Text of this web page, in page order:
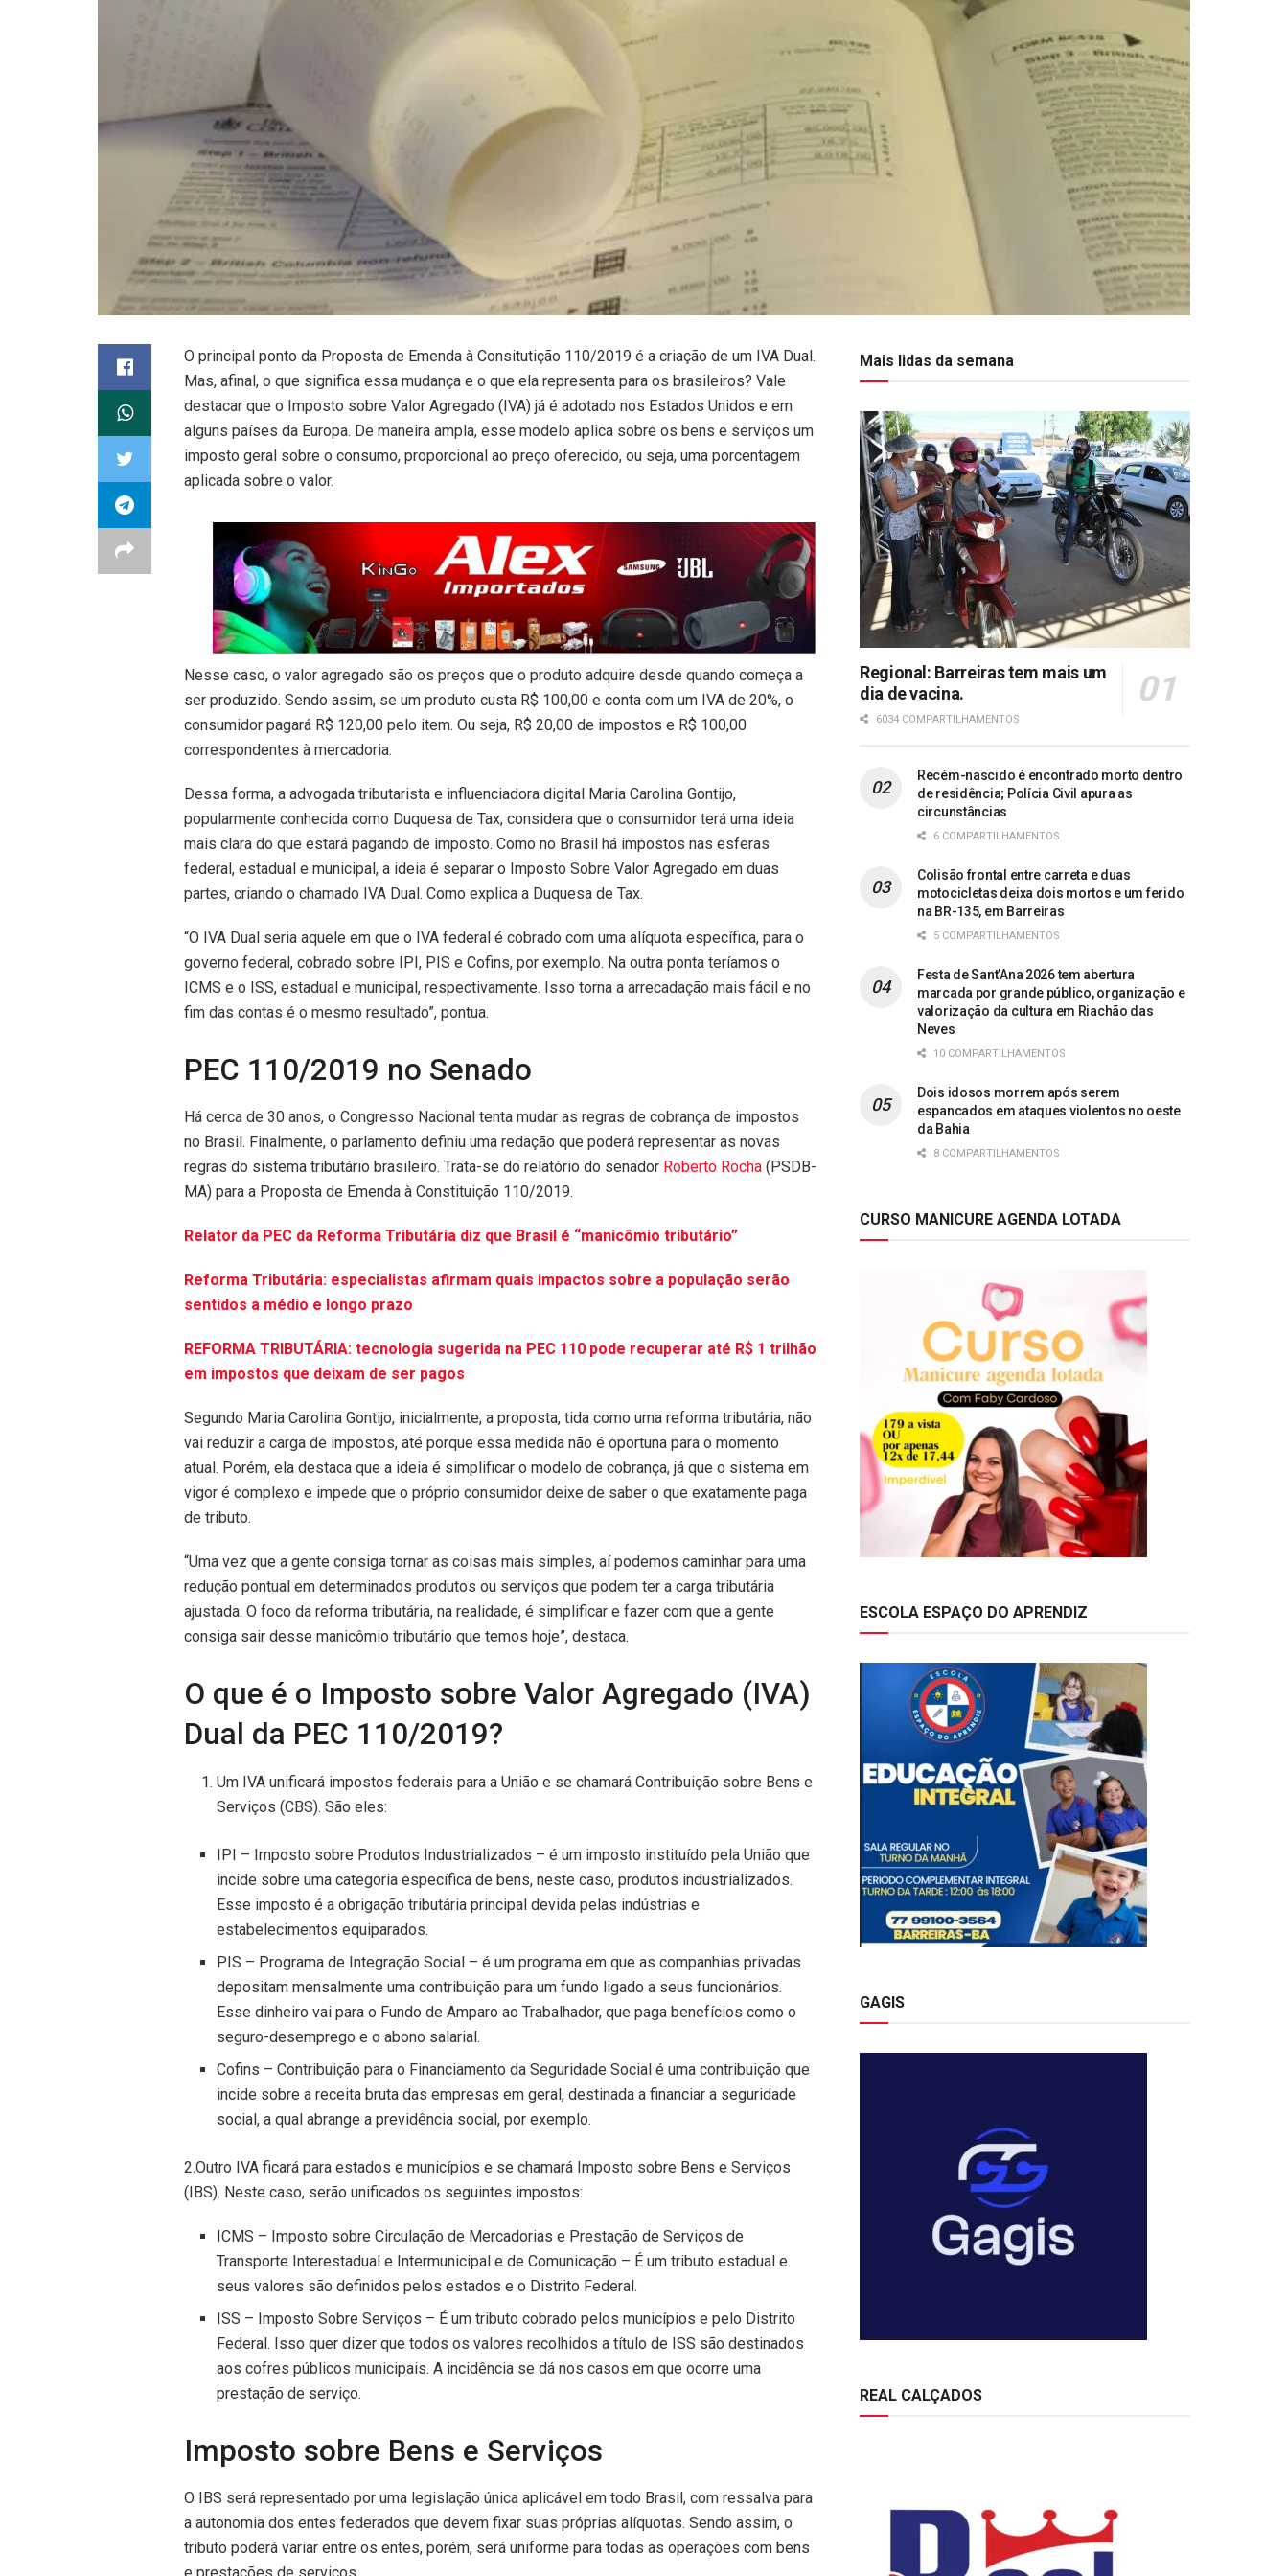
O principal ponto da Proposta de Emenda à Consitutição 110/2019 é a criação de um IVA Dual.
Mas, afinal, o que significa essa mudança e o que ela representa para os brasileiros? Vale
destacar que o Imposto sobre Valor Agregado (IVA) já é adotado nos Estados Unidos e em
alguns países da Europa. De maneira ampla, esse modelo aplica sobre os bens e serviços um
imposto geral sobre o consumo, proporcional ao preço oferecido, ou seja, uma porcentagem
aplicada sobre o valor.
Nesse caso, o valor agregado são os preços que o produto adquire desde quando começa a
ser produzido. Sendo assim, se um produto custa R$ 100,00 e conta com um IVA de 20%, o
consumidor pagará R$ 120,00 pelo item. Ou seja, R$ 20,00 de impostos e R$ 100,00
correspondentes à mercadoria.
Dessa forma, a advogada tributarista e influenciadora digital Maria Carolina Gontijo,
popularmente conhecida como Duquesa de Tax, considera que o consumidor terá uma ideia
mais clara do que estará pagando de imposto. Como no Brasil há impostos nas esferas
federal, estadual e municipal, a ideia é separar o Imposto Sobre Valor Agregado em duas
partes, criando o chamado IVA Dual. Como explica a Duquesa de Tax.
“O IVA Dual seria aquele em que o IVA federal é cobrado com uma alíquota específica, para o
governo federal, cobrado sobre IPI, PIS e Cofins, por exemplo. Na outra ponta teríamos o
ICMS e o ISS, estadual e municipal, respectivamente. Isso torna a arrecadação mais fácil e no
fim das contas é o mesmo resultado”, pontua.
PEC 110/2019 no Senado
Há cerca de 30 anos, o Congresso Nacional tenta mudar as regras de cobrança de impostos
no Brasil. Finalmente, o parlamento definiu uma redação que poderá representar as novas
regras do sistema tributário brasileiro. Trata-se do relatório do senador Roberto Rocha (PSDB-
MA) para a Proposta de Emenda à Constituição 110/2019.
Relator da PEC da Reforma Tributária diz que Brasil é “manicômio tributário”
Reforma Tributária: especialistas afirmam quais impactos sobre a população serão
sentidos a médio e longo prazo
REFORMA TRIBUTÁRIA: tecnologia sugerida na PEC 110 pode recuperar até R$ 1 trilhão
em impostos que deixam de ser pagos
Segundo Maria Carolina Gontijo, inicialmente, a proposta, tida como uma reforma tributária, não
vai reduzir a carga de impostos, até porque essa medida não é oportuna para o momento
atual. Porém, ela destaca que a ideia é simplificar o modelo de cobrança, já que o sistema em
vigor é complexo e impede que o próprio consumidor deixe de saber o que exatamente paga
de tributo.
“Uma vez que a gente consiga tornar as coisas mais simples, aí podemos caminhar para uma
redução pontual em determinados produtos ou serviços que podem ter a carga tributária
ajustada. O foco da reforma tributária, na realidade, é simplificar e fazer com que a gente
consiga sair desse manicômio tributário que temos hoje”, destaca.
O que é o Imposto sobre Valor Agregado (IVA)
Dual da PEC 110/2019?
Um IVA unificará impostos federais para a União e se chamará Contribuição sobre Bens e
Serviços (CBS). São eles:
IPI – Imposto sobre Produtos Industrializados – é um imposto instituído pela União que
incide sobre uma categoria específica de bens, neste caso, produtos industrializados.
Esse imposto é a obrigação tributária principal devida pelas indústrias e
estabelecimentos equiparados.
PIS – Programa de Integração Social – é um programa em que as companhias privadas
depositam mensalmente uma contribuição para um fundo ligado a seus funcionários.
Esse dinheiro vai para o Fundo de Amparo ao Trabalhador, que paga benefícios como o
seguro-desemprego e o abono salarial.
Cofins – Contribuição para o Financiamento da Seguridade Social é uma contribuição que
incide sobre a receita bruta das empresas em geral, destinada a financiar a seguridade
social, a qual abrange a previdência social, por exemplo.
2.Outro IVA ficará para estados e municípios e se chamará Imposto sobre Bens e Serviços
(IBS). Neste caso, serão unificados os seguintes impostos:
ICMS – Imposto sobre Circulação de Mercadorias e Prestação de Serviços de
Transporte Interestadual e Intermunicipal e de Comunicação – É um tributo estadual e
seus valores são definidos pelos estados e o Distrito Federal.
ISS – Imposto Sobre Serviços – É um tributo cobrado pelos municípios e pelo Distrito
Federal. Isso quer dizer que todos os valores recolhidos a título de ISS são destinados
aos cofres públicos municipais. A incidência se dá nos casos em que ocorre uma
prestação de serviço.
Imposto sobre Bens e Serviços
O IBS será representado por uma legislação única aplicável em todo Brasil, com ressalva para
a autonomia dos entes federados que devem fixar suas próprias alíquotas. Sendo assim, o
tributo poderá variar entre os entes, porém, será uniforme para todas as operações com bens
Mais lidas da semana
Regional: Barreiras tem mais um
dia de vacina.
6034 COMPARTILHAMENTOS
Recém-nascido é encontrado morto dentro
de residência; Polícia Civil apura as
circunstâncias
6 COMPARTILHAMENTOS
Colisão frontal entre carreta e duas
motocicletas deixa dois mortos e um ferido
na BR-135, em Barreiras
5 COMPARTILHAMENTOS
Festa de Sant’Ana 2026 tem abertura
marcada por grande público, organização e
valorização da cultura em Riachão das
Neves
10 COMPARTILHAMENTOS
Dois idosos morrem após serem
espancados em ataques violentos no oeste
da Bahia
8 COMPARTILHAMENTOS
CURSO MANICURE AGENDA LOTADA
ESCOLA ESPAÇO DO APRENDIZ
GAGIS
REAL CALÇADOS